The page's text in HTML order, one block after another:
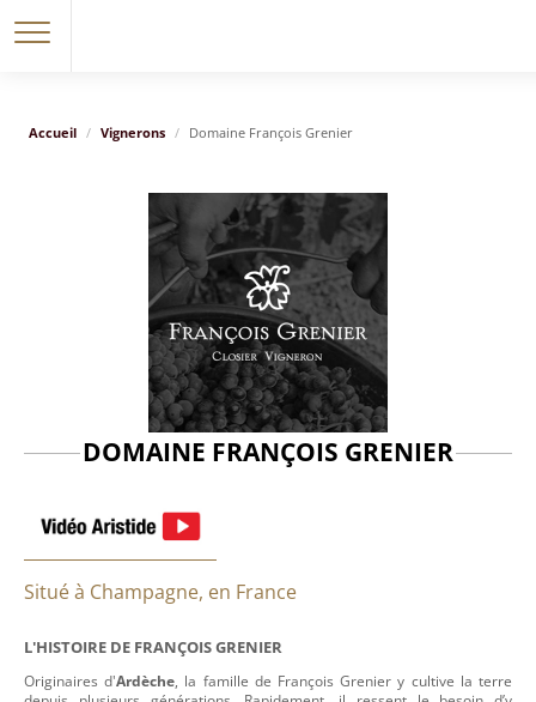
Accueil Vignerons Domaine François Grenier
DOMAINE FRANÇOIS GRENIER
Situé à Champagne, en France
L'HISTOIRE DE FRANÇOIS GRENIER
Originaires d'Ardèche, la famille de François Grenier y cultive la terre